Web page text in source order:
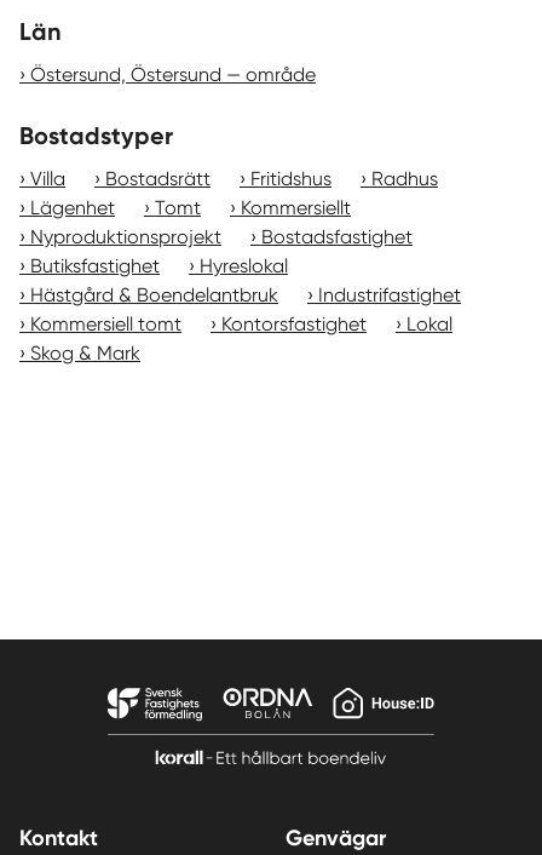
Län
Östersund, Östersund — område
Bostadstyper
Villa Bostadsrätt Fritidshus
Radhus
Lägenhet
Tomt
Kommersiellt
Nyproduktionsprojekt
Bostadsfastighet
Butiksfastighet
Hyreslokal
Hästgård & Boendelantbruk
Industrifastighet
Kommersiell tomt
Kontorsfastighet
Lokal
Skog & Mark
Kontakt Genvägar